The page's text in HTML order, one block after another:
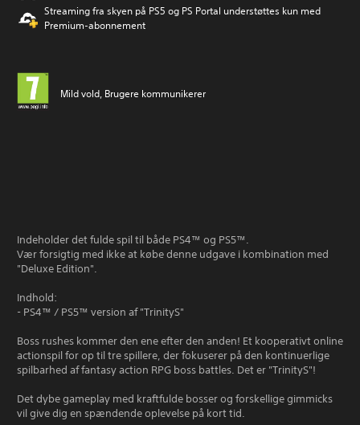
Streaming fra skyen på PS5 og PS Portal understøttes kun med
Premium-abonnement
Mild vold, Brugere kommunikerer
Indeholder det fulde spil til både PS4™ og PS5™.
Vær forsigtig med ikke at købe denne udgave i kombination med
"Deluxe Edition".
Indhold:
- PS4™ / PS5™ version af "TrinityS"
Boss rushes kommer den ene efter den anden! Et kooperativt online
actionspil for op til tre spillere, der fokuserer på den kontinuerlige
spilbarhed af fantasy action RPG boss battles. Det er "TrinityS"!
Det dybe gameplay med kraftfulde bosser og forskellige gimmicks
vil give dig en spændende oplevelse på kort tid.